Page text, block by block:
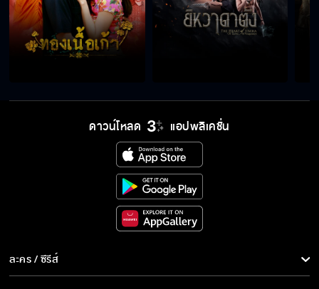
รู้สึกใจสั่นนิดหน่อย
มันก็แค่ละครตบตา
ยังมีอีกหลายคนที่รักคุณนะ
ป้อนข้าวกันถึงปากเลยนะ
ดาวน์โหลด แอปพลิเคชั่น
ละคร / ซีรีส์
ละคร/ซีรีส์